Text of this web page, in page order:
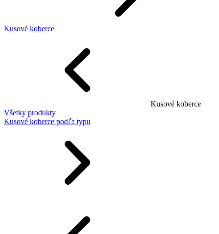
Kusové koberce
Kusové koberce
Všetky produkty
Kusové koberce podľa typu